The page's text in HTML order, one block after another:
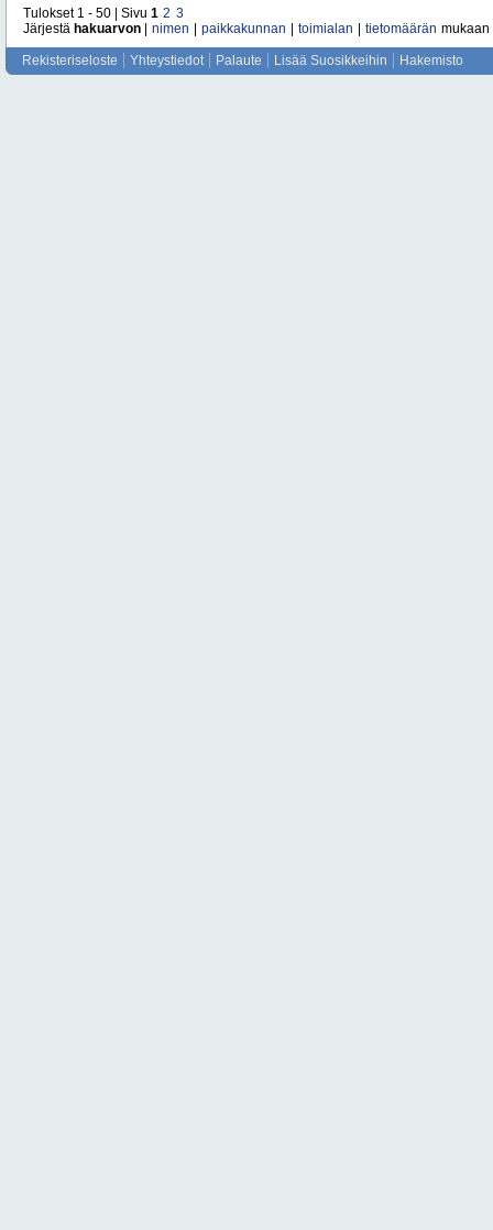
Tulokset 1 - 50 | Sivu 1 2 3
Järjestä hakuarvon nimen paikkakunnan toimialan tietomäärän mukaan
Rekisteriseloste Yhteystiedot Palaute Lisää Suosikkeihin Hakemisto